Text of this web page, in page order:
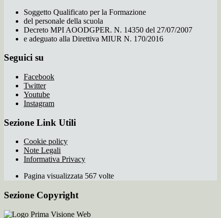
Soggetto Qualificato per la Formazione
del personale della scuola
Decreto MPI AOODGPER. N. 14350 del 27/07/2007
e adeguato alla Direttiva MIUR N. 170/2016
Seguici su
Facebook
Twitter
Youtube
Instagram
Sezione Link Utili
Cookie policy
Note Legali
Informativa Privacy
Pagina visualizzata 567 volte
Sezione Copyright